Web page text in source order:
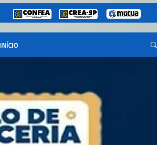
INÍCIO